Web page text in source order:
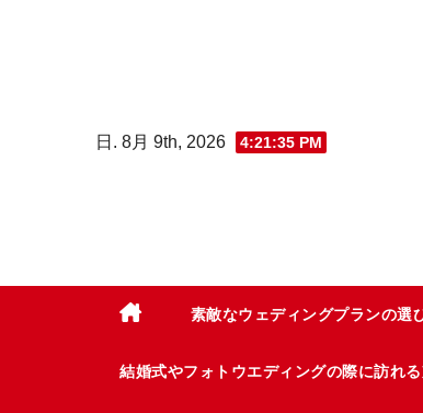
日. 8月 9th, 2026 4:21:36 PM
素敵なウェディングプランの選
結婚式やフォトウエディングの際に訪れ